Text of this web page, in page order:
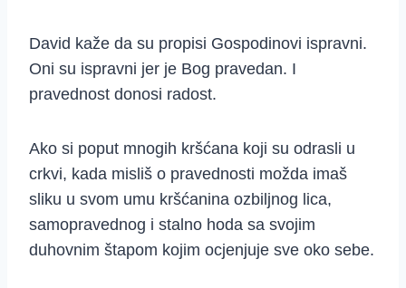
David kaže da su propisi Gospodinovi ispravni.
Oni su ispravni jer je Bog pravedan. I
pravednost donosi radost.
Ako si poput mnogih kršćana koji su odrasli u
crkvi, kada misliš o pravednosti možda imaš
sliku u svom umu kršćanina ozbiljnog lica,
samopravednog i stalno hoda sa svojim
duhovnim štapom kojim ocjenjuje sve oko sebe.